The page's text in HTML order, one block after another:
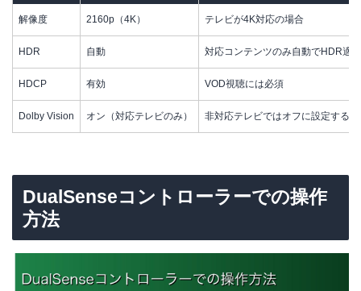
解像度 2160p（4K） テレビが4K対応の場合
HDR 自動 対応コンテンツのみ自動でHDR適用
HDCP 有効 VOD視聴には必須
Dolby Vision オン（対応テレビのみ） 非対応テレビではオフに設定する
DualSenseコントローラーでの操作
方法